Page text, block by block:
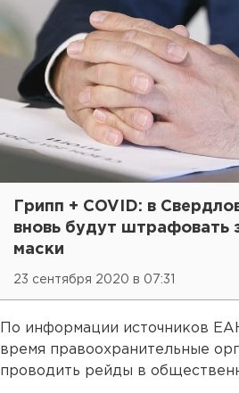
Грипп + COVID: в
вновь будут штрафовать
маски
23 сентября 2020 в 07:31
По информации источников
время правоохранительные
проводить рейды в